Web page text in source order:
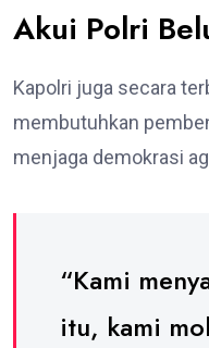
Akui Polri
Kapolri juga secara
membutuhkan
menjaga demokrasi
“Kami
itu, kami